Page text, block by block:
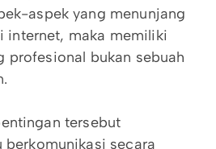
aspek yang menunjang
internet, maka memiliki
profesional bukan sebuah
tersebut
berkomunikasi secara